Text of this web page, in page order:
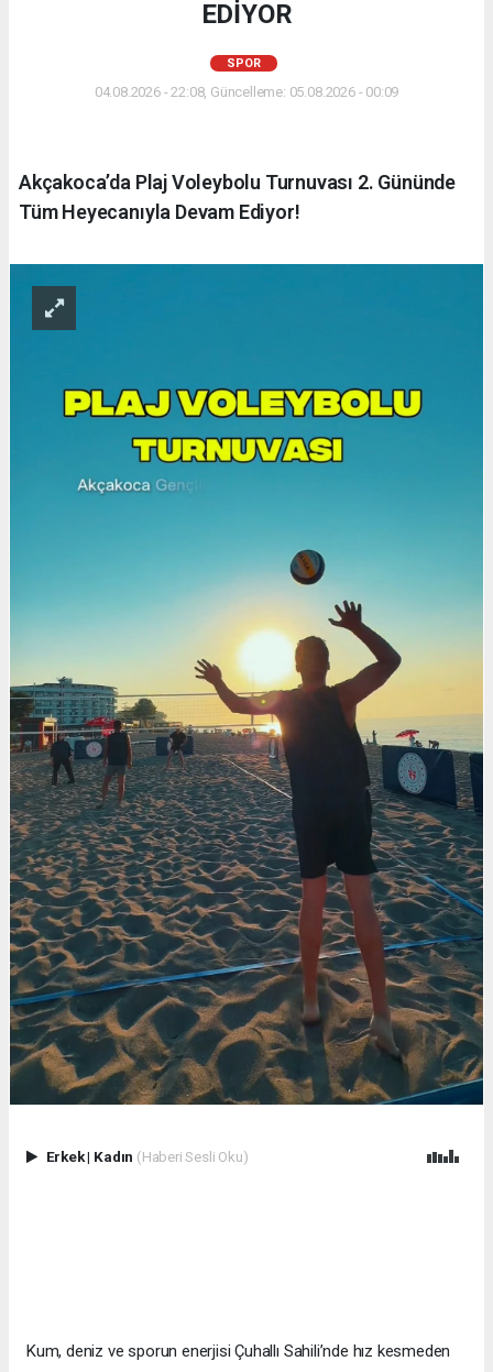
EDİYOR
SPOR
04.08.2026 - 22:08, Güncelleme: 05.08.2026 - 00:09
Akçakoca’da Plaj Voleybolu Turnuvası 2. Gününde
Tüm Heyecanıyla Devam Ediyor!
Erkek| Kadın (Haberi Sesli Oku)
Kum, deniz ve sporun enerjisi Çuhallı Sahili’nde hız kesmeden